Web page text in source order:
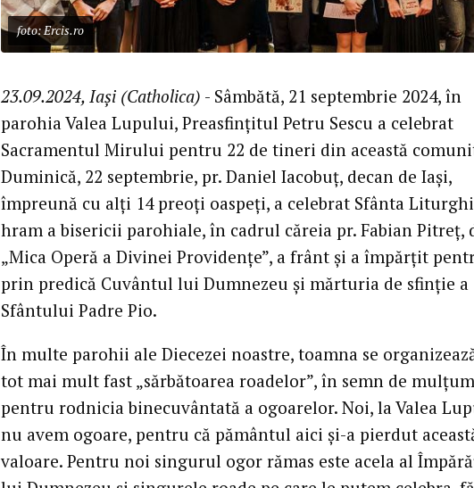
foto: Ercis.ro
23.09.2024, Iași (Catholica) - Sâmbătă, 21 septembrie 2024, în
parohia Valea Lupului, Preasfințitul Petru Sescu a celebrat
Sacramentul Mirului pentru 22 de tineri din această
Duminică, 22 septembrie, pr. Daniel Iacobuț, decan de Iași,
împreună cu alți 14 preoți oaspeți, a celebrat Sfânta
hram a bisericii parohiale, în cadrul căreia pr. Fabian Pitreț,
„Mica Operă a Divinei Providențe”, a frânt și a împărțit
prin predică Cuvântul lui Dumnezeu și mărturia de sfinție a
Sfântului Padre Pio.
În multe parohii ale Diecezei noastre, toamna se
tot mai mult fast „sărbătoarea roadelor”, în semn de
pentru rodnicia binecuvântată a ogoarelor. Noi, la Valea
nu avem ogoare, pentru că pământul aici și-a pierdut
valoare. Pentru noi singurul ogor rămas este acela al